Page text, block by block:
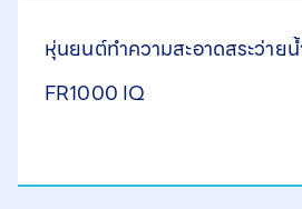
หุ่นยนต์ทำความสะอาดสระว่าย
FR1000 IQ